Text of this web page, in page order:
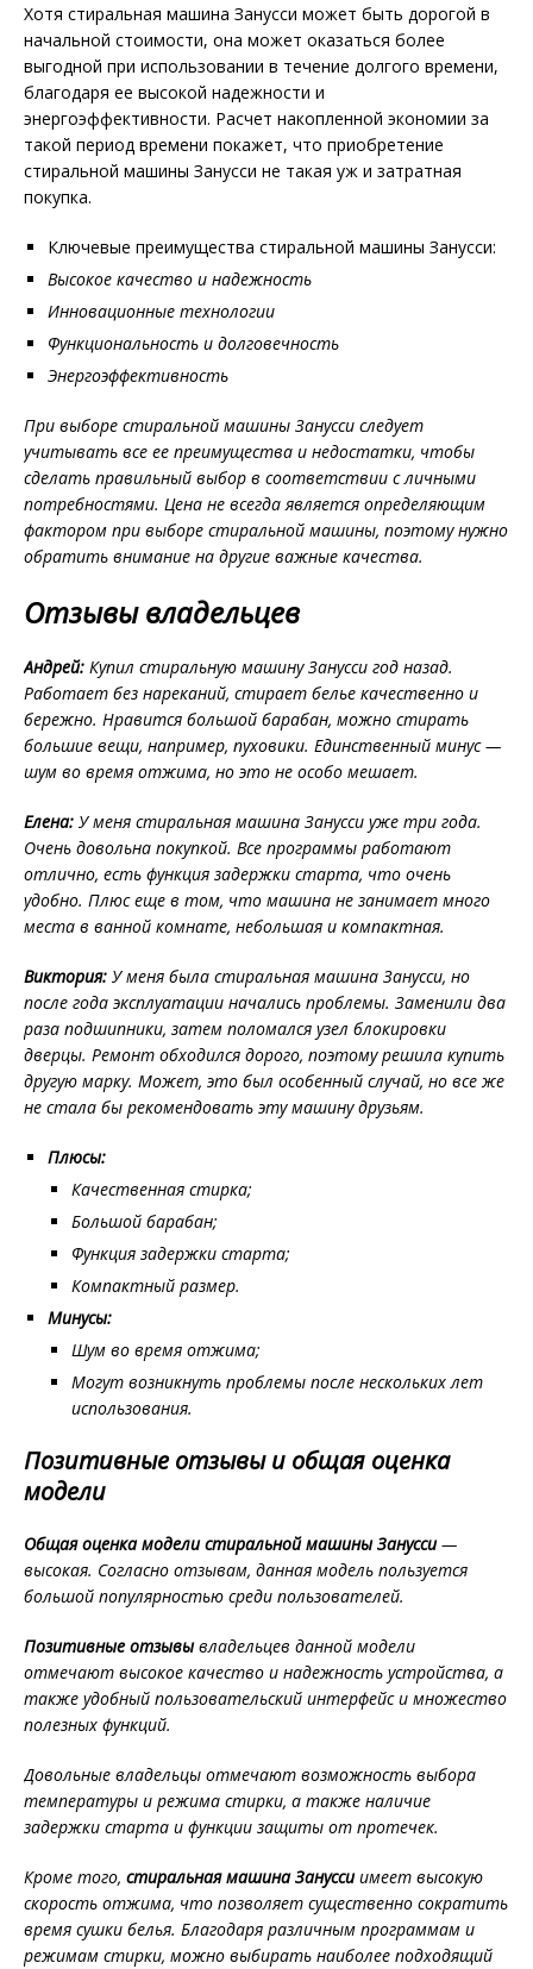
Хотя стиральная машина Занусси может быть дорогой в
начальной стоимости, она может оказаться более
выгодной при использовании в течение долгого времени,
благодаря ее высокой надежности и
энергоэффективности. Расчет накопленной экономии за
такой период времени покажет, что приобретение
стиральной машины Занусси не такая уж и затратная
покупка.
Ключевые преимущества стиральной машины Занусси:
Высокое качество и надежность
Инновационные технологии
Функциональность и долговечность
Энергоэффективность
При выборе стиральной машины Занусси следует
учитывать все ее преимущества и недостатки, чтобы
сделать правильный выбор в соответствии с личными
потребностями. Цена не всегда является определяющим
фактором при выборе стиральной машины, поэтому нужно
обратить внимание на другие важные качества.
Отзывы владельцев
Андрей: Купил стиральную машину Занусси год назад.
Работает без нареканий, стирает белье качественно и
бережно. Нравится большой барабан, можно стирать
большие вещи, например, пуховики. Единственный минус —
шум во время отжима, но это не особо мешает.
Елена: У меня стиральная машина Занусси уже три года.
Очень довольна покупкой. Все программы работают
отлично, есть функция задержки старта, что очень
удобно. Плюс еще в том, что машина не занимает много
места в ванной комнате, небольшая и компактная.
Виктория: У меня была стиральная машина Занусси, но
после года эксплуатации начались проблемы. Заменили два
раза подшипники, затем поломался узел блокировки
дверцы. Ремонт обходился дорого, поэтому решила купить
другую марку. Может, это был особенный случай, но все же
не стала бы рекомендовать эту машину друзьям.
Плюсы:
Качественная стирка;
Большой барабан;
Функция задержки старта;
Компактный размер.
Минусы:
Шум во время отжима;
Могут возникнуть проблемы после нескольких лет
использования.
Позитивные отзывы и общая оценка
модели
Общая оценка модели стиральной машины Занусси—
высокая. Согласно отзывам, данная модель пользуется
большой популярностью среди пользователей.
Позитивные отзывывладельцев данной модели
отмечают высокое качество и надежность устройства, а
также удобный пользовательский интерфейс и множество
полезных функций.
Довольные владельцы отмечают возможность выбора
температуры и режима стирки, а также наличие
задержки старта и функции защиты от протечек.
Кроме того, стиральная машина Зануссиимеет высокую
скорость отжима, что позволяет существенно сократить
время сушки белья. Благодаря различным программам и
режимам стирки, можно выбирать наиболее подходящий